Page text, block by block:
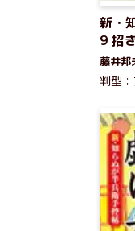
新・
9 招
藤井邦
判型